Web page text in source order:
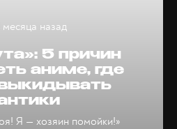
5 причин
аниме, где
Я — хозяин помойки!»
месяца назад